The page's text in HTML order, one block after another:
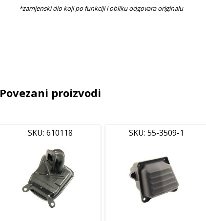
Povezani proizvodi
SKU: 610118 SKU: 55-3509-1